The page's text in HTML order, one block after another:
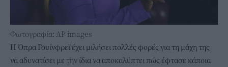
Φωτογραφία: ΑP images
H Όπρα Γουίνφρεϊ έχει μιλήσει πολλές φορές για τη μάχη της
να αδυνατίσει με την ίδια να αποκαλύπτει πώς έφτασε κάποια